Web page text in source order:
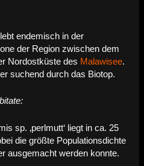
endemisch in der
der Region zwischen dem
Nordostküste des Malawisee.
suchend durch das Biotop.
sp. ‚perlmutt‘ liegt in ca. 25
die größte Populationsdichte
ausgemacht werden konnte.